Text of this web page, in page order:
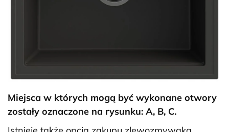
Miejsca w których mogą być wykonane otwory
zostały oznaczone na rysunku: A, B, C.